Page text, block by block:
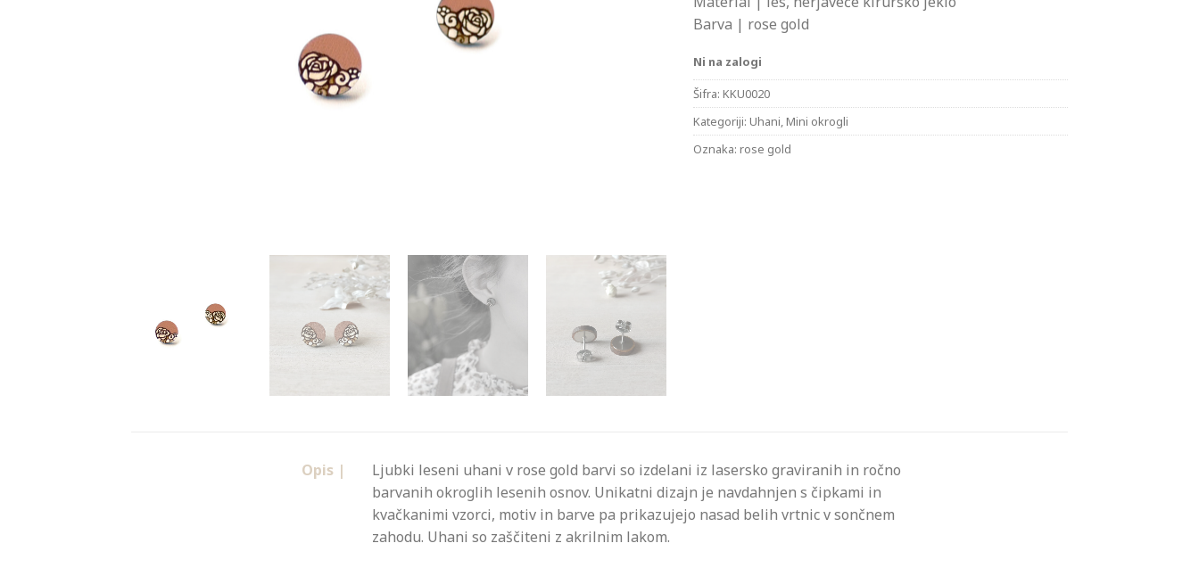
Barva | rose gold
Ni na zalogi
Šifra: KKU0020
Kategoriji: Uhani,Mini okrogli
Oznaka: rose gold
Opis |
Ljubki leseni uhani v rose gold barvi so izdelani iz lasersko graviranih in ročno
barvanih okroglih lesenih osnov. Unikatni dizajn je navdahnjen s čipkami in
kvačkanimi vzorci, motiv in barve pa prikazujejo nasad belih vrtnic v sončnem
zahodu. Uhani so zaščiteni z akrilnim lakom.